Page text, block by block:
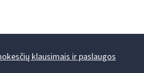
klausimais ir paslaugos